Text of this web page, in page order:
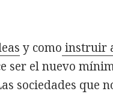
y como instruir
ser el nuevo
sociedades que